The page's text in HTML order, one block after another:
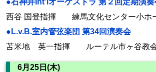
●石神井Int’lオーケストラ 第２回定期演奏
西谷 国登指揮 練馬文化センター小ホ
●L.v.B.室内管弦楽団 第34回演奏会
苫米地 英一指揮 ルーテル市ヶ谷教
6月25日(木)